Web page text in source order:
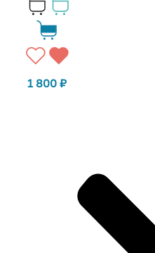
1 800₽